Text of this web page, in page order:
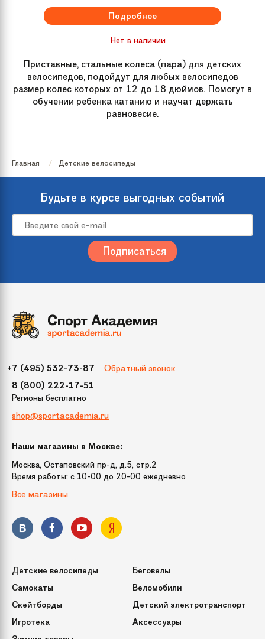
Подробнее
Нет в наличии
Приставные, стальные колеса (пара) для детских
велосипедов, подойдут для любых велосипедов
размер колес которых от 12 до 18 дюймов. Помогут в
обучении ребенка катанию и научат держать
равновесие.
Главная Детские велосипеды
Будьте в курсе выгодных событий
+7 (495) 532-73-87 Обратный звонок
8 (800) 222-17-51
Регионы бесплатно
shop@sportacademia.ru
Наши магазины в Москве:
Москва, Остаповский пр-д, д.5, стр.2
Время работы: c 10-00 до 20-00 ежедневно
Все магазины
Детские велосипеды
Беговелы
Самокаты
Веломобили
Скейтборды
Детский электротранспорт
Игротека
Аксессуары